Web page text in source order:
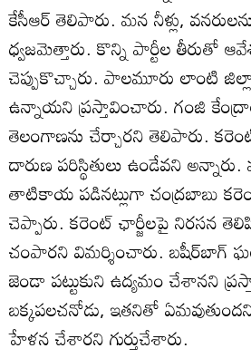
కేసీఆర్ తెలిపారు. మన నీళ్లు,
ధ్వజమెత్తారు. కొన్ని పార్టీల తీరుతో
చెప్పుకొచ్చారు. పాలమూరు లాంటి
ఉన్నాయని ప్రస్తావించారు. గంజి
తెలంగాణను చేర్చారని తెలిపారు. కరెంట్‌
దారుణ పరిస్థితులు ఉండేవని
తాటికాయ పడినట్లుగా చంద్రబాబు
చెప్పారు. కరెంట్‌ ఛార్జీలపై నిరసన
చంపారని విమర్శించారు. బషీర్‌బాగ్‌
జెండా పట్టుకుని ఉద్యమం చేశానని
బక్కపలచనోడు, ఇతనితో
హేళన చేశారని గుర్తుచేశారు.